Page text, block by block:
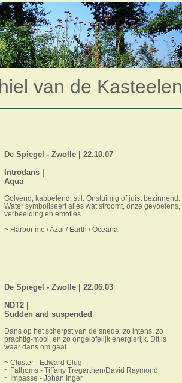
De Spiegel - Zwolle | 22.10.07
Introdans |
Aqua
Golvend, kabbelend, stil. Onstuimig of juist bezinnend.
Water symboliseert alles wat stroomt, onze gevoelens,
verbeelding en emoties.
~ Harbor me / Azul / Earth / Oceana
De Spiegel - Zwolle | 22.06.03
NDT2 |
Sudden and suspended
Dans op het scherpst van de snede: zo intens, zo
prachtig-mooi, en zo ongelofelijk energierijk. Dit is
waar dans om gaat.
~ Cluster - Edward Clug
~ Fathoms - Tiffany Tregarthen/David Raymond
~ Impasse - Johan Inger
van de Kasteelen